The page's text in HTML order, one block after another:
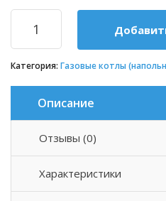
Категория: Газовые котлы
Описание
Отзывы (0)
Характеристики
Описание товара